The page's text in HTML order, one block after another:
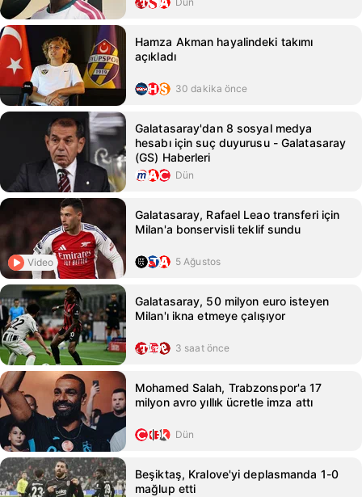
Hamza Akman hayalindeki takımı
açıkladı
30 dakika önce
Galatasaray'dan 8 sosyal medya
hesabı için suç duyurusu - Galatasaray
(GS) Haberleri
Dün
Video
Galatasaray, Rafael Leao transferi için
Milan'a bonservisli teklif sundu
5 Ağustos
Galatasaray, 50 milyon euro isteyen
Milan'ı ikna etmeye çalışıyor
3 saat önce
Mohamed Salah, Trabzonspor'a 17
milyon avro yıllık ücretle imza attı
Dün
Beşiktaş, Kralove'yi deplasmanda 1-0
mağlup etti